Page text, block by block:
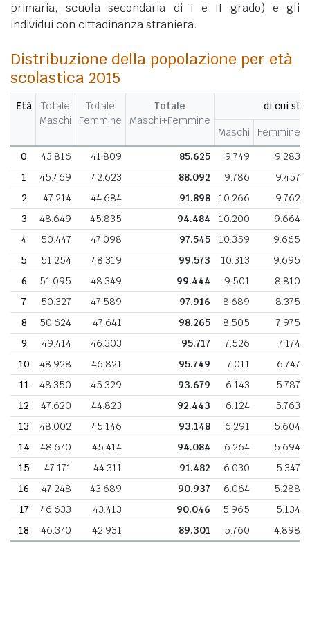
primaria, scuola secondaria di I e II grado) e gli
individui con cittadinanza straniera.
Distribuzione della popolazione per età
scolastica 2015
Età
Totale
Maschi
Totale
Femmine
Totale
Maschi+Femmine
di cui
Maschi
Femmine
0
43.816 41.809 85.625 9.749 9.283
1
45.469 42.623 88.092 9.786
9.457
2
47.214 44.684 91.898 10.266 9.762
3
48.649 45.835 94.484 10.200 9.664
4
50.447 47.098 97.545 10.359 9.665
5
51.254 48.319 99.573 10.313 9.695
6
51.095 48.349 99.444 9.501
8.810
7
50.327 47.589 97.916 8.689
8.375
8
50.624 47.641 98.265 8.505 7.975
9
49.414 46.303 95.717 7.526
7.174
10
48.928 46.821 95.749 7.011
6.747
11
48.350 45.329 93.679 6.143
5.787
12
47.620 44.823 92.443 6.124
5.763
13
48.002 45.146 93.148 6.291 5.604
14
48.670 45.414 94.084 6.264 5.694
15
47.171 44.311 91.482 6.030
5.347
16
47.248 43.689 90.937 6.064
5.288
17
46.633 43.413 90.046 5.965 5.134
18
46.370 42.931 89.301 5.760 4.898